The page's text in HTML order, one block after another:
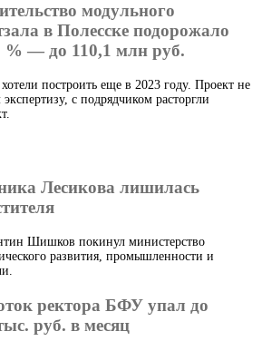
модульного
в Полесске подорожало
% — до 110,1 млн руб.
построить еще в 2023 году. Проект не
с подрядчиком расторгли
Лесикова лишилась
Шишков покинул министерство
развития, промышленности и
ректора БФУ упал до
руб. в месяц